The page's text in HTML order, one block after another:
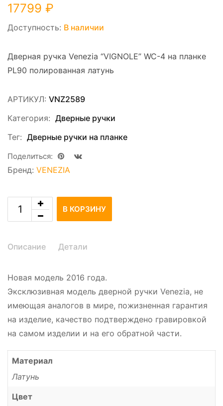
17799 ₽
Доступность: В наличии
Дверная ручка Venezia “VIGNOLE” WC-4 на планке
PL90 полированная латунь
АРТИКУЛ: VNZ2589
Категория: Дверные ручки
Тег: Дверные ручки на планке
Поделиться:
Бренд: VENEZIA
В КОРЗИНУ
Описание Детали
Новая модель 2016 года.
Эксклюзивная модель дверной ручки Venezia, не
имеющая аналогов в мире, пожизненная гарантия
на изделие, качество подтверждено гравировкой
на самом изделии и на его обратной части.
Материал
Латунь
Цвет